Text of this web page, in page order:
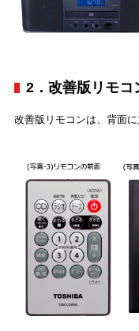
2．改善版リモコ
改善版リモコンは、背面